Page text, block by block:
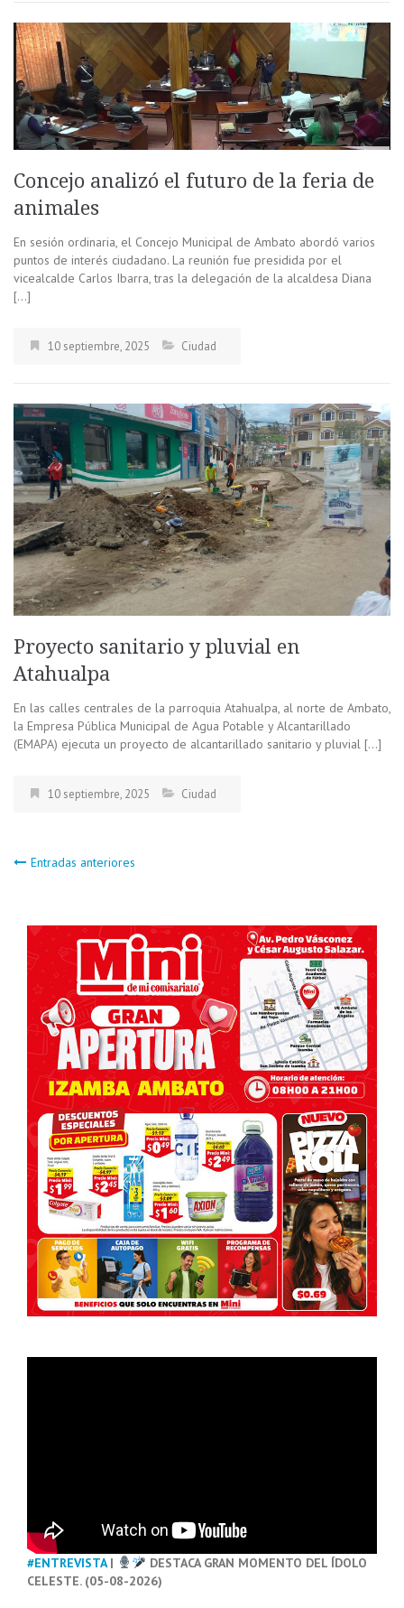
Concejo analizó el futuro de la feria de
animales
En sesión ordinaria, el Concejo Municipal de Ambato abordó varios
puntos de interés ciudadano. La reunión fue presidida por el
vicealcalde Carlos Ibarra, tras la delegación de la alcaldesa Diana
[…]
10 septiembre, 2025 Ciudad
Proyecto sanitario y pluvial en
Atahualpa
En las calles centrales de la parroquia Atahualpa, al norte de Ambato,
la Empresa Pública Municipal de Agua Potable y Alcantarillado
(EMAPA) ejecuta un proyecto de alcantarillado sanitario y pluvial […]
10 septiembre, 2025 Ciudad
Navegación
de
entradas
Entradas anteriores
#ENTREVISTA|
DESTACA GRAN MOMENTO DEL ÍDOLO
CELESTE. (05-08-2026)